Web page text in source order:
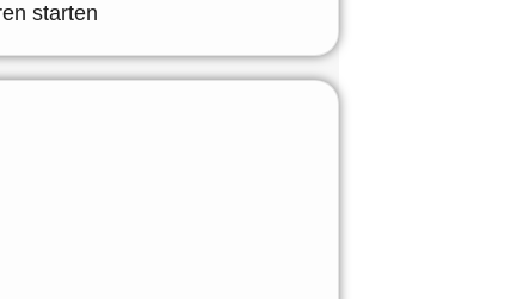
starten